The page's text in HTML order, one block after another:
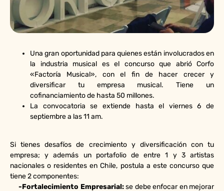
Una gran oportunidad para quienes están involucrados en
la industria musical es el concurso que abrió Corfo
«Factoría Musical», con el fin de hacer crecer y
diversificar tu empresa musical. Tiene un
cofinanciamiento de hasta 50 millones.
La convocatoria se extiende hasta el viernes 6 de
septiembre a las 11 am.
Si tienes desafíos de crecimiento y diversificación con tu
empresa; y además un portafolio de entre 1 y 3 artistas
nacionales o residentes en Chile, postula a este concurso que
tiene 2 componentes:
-Fortalecimiento Empresarial:se debe enfocar en mejorar